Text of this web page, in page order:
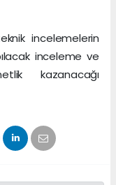
incelemelerin
inceleme ve
kazanacağı